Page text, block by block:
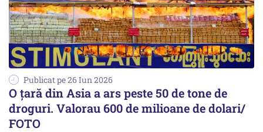
Publicat pe 26 Iun 2026
O țară din Asia a ars peste 50 de tone de
droguri. Valorau 600 de milioane de dolari/
FOTO